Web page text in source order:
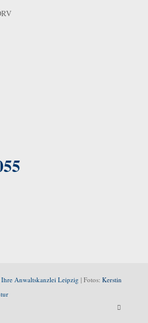
Anwaltskanzlei Leipzig | Fotos: Kerstin